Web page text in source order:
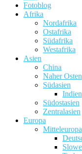
Fotoblog
Afrika
Nordafrika
Ostafrika
Südafrika
Westafrika
Asien
China
Naher Osten
Südasien
Indien
Südostasien
Zentralasien
Europa
Mitteleuropa